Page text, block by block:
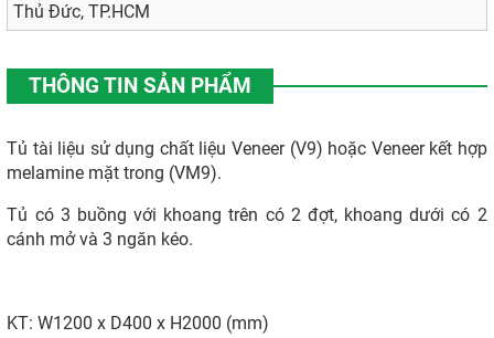
Thủ Đức, TP.HCM
THÔNG TIN SẢN PHẨM
Tủ tài liệu sử dụng chất liệu Veneer (V9) hoặc Veneer kết hợp
melamine mặt trong (VM9).
Tủ có 3 buồng với khoang trên có 2 đợt, khoang dưới có 2
cánh mở và 3 ngăn kéo.
KT: W1200 x D400 x H2000 (mm)